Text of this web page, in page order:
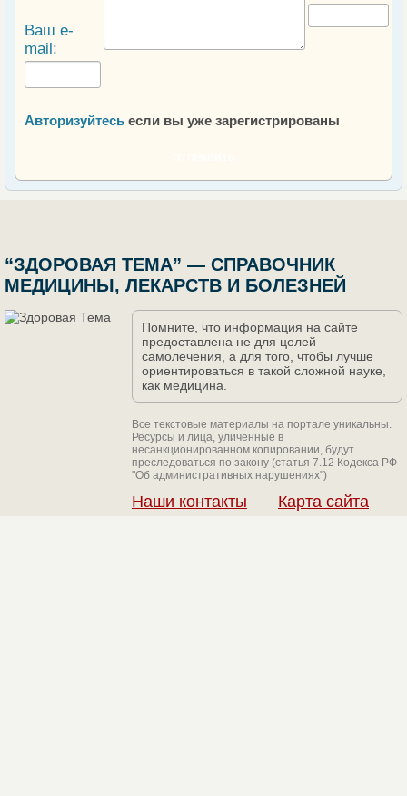
Ваш e-
mail:
Авторизуйтесь если вы уже зарегистрированы
“ЗДОРОВАЯ ТЕМА” — СПРАВОЧНИК
МЕДИЦИНЫ, ЛЕКАРСТВ И БОЛЕЗНЕЙ
Помните, что информация на сайте
предоставлена не для целей
самолечения, а для того, чтобы лучше
ориентироваться в такой сложной науке,
как медицина.
Все текстовые материалы на портале уникальны.
Ресурсы и лица, уличенные в
несанкционированном копировании, будут
преследоваться по закону (статья 7.12 Кодекса РФ
"Об административных нарушениях")
Наши контакты Карта сайта